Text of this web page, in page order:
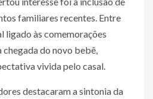
familiares recentes. Entre
ligado às comemorações
do novo bebê,
vivida pelo casal.
destacaram a sintonia da